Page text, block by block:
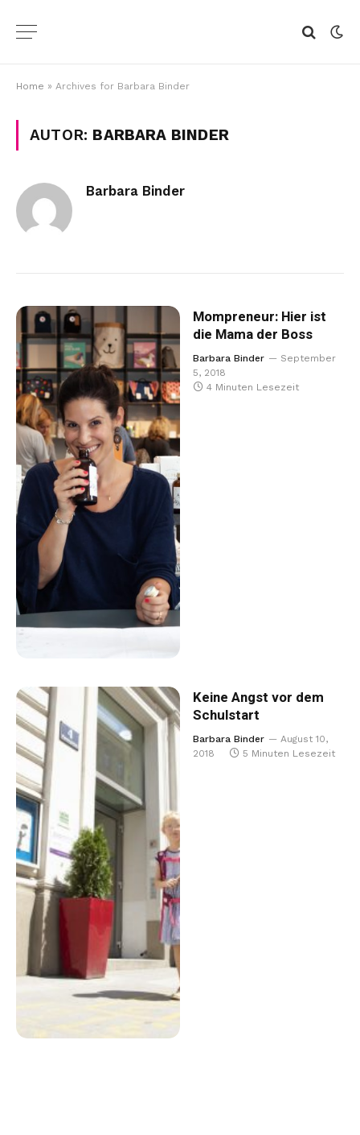
Home » Archives for Barbara Binder
AUTOR: BARBARA BINDER
Barbara Binder
Mompreneur: Hier ist
die Mama der Boss
Barbara Binder
September
5, 2018
4 Minuten Lesezeit
Keine Angst vor dem
Schulstart
Barbara Binder
August 10,
2018
5 Minuten Lesezeit